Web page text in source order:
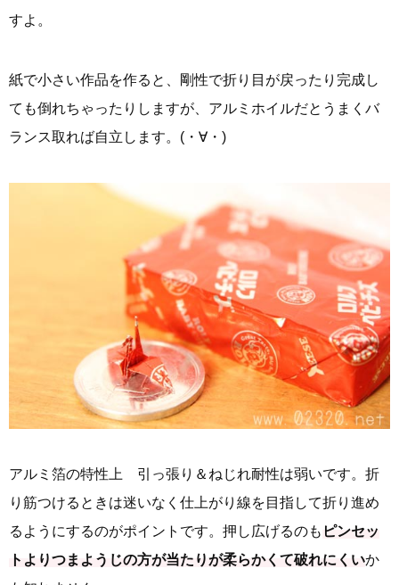
すよ。
紙で小さい作品を作ると、剛性で折り目が戻ったり完成し
ても倒れちゃったりしますが、アルミホイルだとうまくバ
ランス取れば自立します。(・∀・)
アルミ箔の特性上 引っ張り＆ねじれ耐性は弱いです。折
り筋つけるときは迷いなく仕上がり線を目指して折り進め
るようにするのがポイントです。押し広げるのも ピンセッ
トよりつまようじの方が当たりが柔らかくて破れにくいか